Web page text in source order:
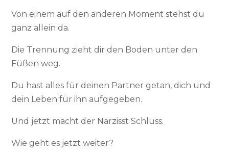
Von einem auf den anderen Moment stehst du
ganz allein da.
Die Trennung zieht dir den Boden unter den
Füßen weg.
Du hast alles für deinen Partner getan, dich und
dein Leben für ihn aufgegeben.
Und jetzt macht der Narzisst Schluss.
Wie geht es jetzt weiter?